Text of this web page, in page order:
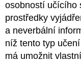
osobností učícího
prostředky
a neverbální
níž tento typ
má umožnit